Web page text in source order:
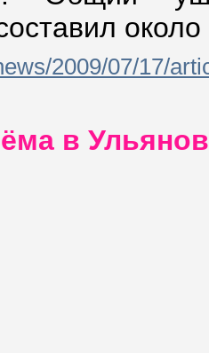
2009/07/17/
в